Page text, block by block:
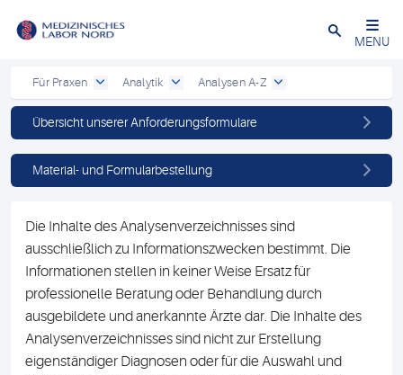
Schließen
MENU
Für Praxen Analytik Analysen A-Z
Übersicht unserer Anforderungsformulare
Material- und Formularbestellung
Die Inhalte des Analysenverzeichnisses sind
ausschließlich zu Informationszwecken bestimmt. Die
Informationen stellen in keiner Weise Ersatz für
professionelle Beratung oder Behandlung durch
ausgebildete und anerkannte Ärzte dar. Die Inhalte des
Analysenverzeichnisses sind nicht zur Erstellung
eigenständiger Diagnosen oder für die Auswahl und